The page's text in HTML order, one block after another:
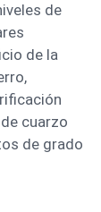
de
de la
cuarzo
de grado